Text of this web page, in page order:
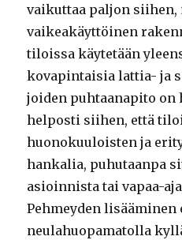
vaikuttaa paljon
vaikeakäyttöinen
tiloissa käytetään
kovapintaisia lattia- ja
joiden puhtaanapito on
helposti siihen, että
huonokuuloisten ja
hankalia, puhutaanpa
asioinnista tai vapaa-
Pehmeyden
neulahuopamatolla